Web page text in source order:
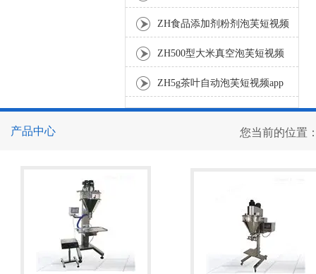
灌装机
ZH食品添加剂粉剂泡芙短视频
app安卓下载500g称重式
ZH500型大米真空泡芙短视频
app在线下载 智能真空封口机
ZH5g茶叶自动泡芙短视频app
在线下载 无纺布茶叶装袋机
产品中心 您当前的位置